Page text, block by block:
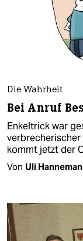
Die Wahrheit
Bei Anruf
Enkeltrick war
kommt jetzt der
Von Uli